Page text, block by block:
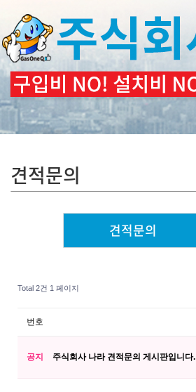
견적문의
견적문의
Total 2건 1 페이지
번호
공지 주식회사 나라 견적문의 게시판입니다.